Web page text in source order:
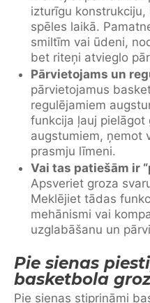
izturīgu
spēles laikā.
smiltīm vai ūdeni,
bet riteņi atvieglo
Pārvietojams un
pārvietojamus
regulējamiem
funkcija ļauj pielāgot
augstumiem, ņemot
prasmju līmeni.
Vai tas patiešām ir
Apsveriet groza
Meklējiet tādas
mehānismi vai
uzglabāšanu un
Pie sienas
basketbola
Pie sienas stiprināmi